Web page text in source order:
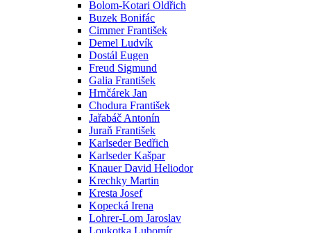
Bolom-Kotari Oldřich
Buzek Bonifác
Cimmer František
Demel Ludvík
Dostál Eugen
Freud Sigmund
Galia František
Hrnčárek Jan
Chodura František
Jařabáč Antonín
Juraň František
Karlseder Bedřich
Karlseder Kašpar
Knauer David Heliodor
Krechky Martin
Kresta Josef
Kopecká Irena
Lohrer-Lom Jaroslav